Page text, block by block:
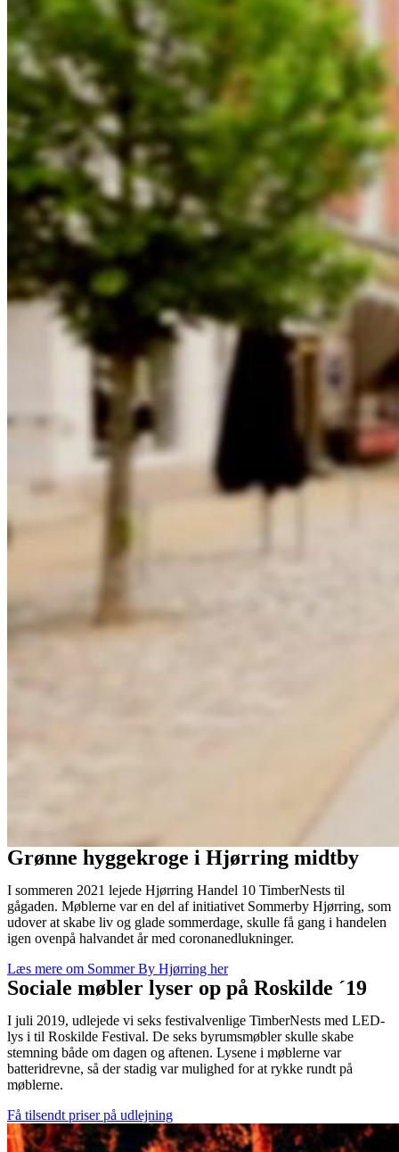
Grønne hyggekroge i Hjørring midtby
I sommeren 2021 lejede Hjørring Handel 10 TimberNests til
gågaden. Møblerne var en del af initiativet Sommerby Hjørring, som
udover at skabe liv og glade sommerdage, skulle få gang i handelen
igen ovenpå halvandet år med coronanedlukninger.
Læs mere om Sommer By Hjørring her
Sociale møbler lyser op på Roskilde ´19
I juli 2019, udlejede vi seks festivalvenlige TimberNests med LED-
lys i til Roskilde Festival. De seks byrumsmøbler skulle skabe
stemning både om dagen og aftenen. Lysene i møblerne var
batteridrevne, så der stadig var mulighed for at rykke rundt på
møblerne.
Få tilsendt priser på udlejning